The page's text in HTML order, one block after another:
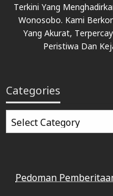
Terkini Yang
Wonosobo. Kami
Yang Akurat,
Peristiwa Dan
Categories
Categories
Pedoman